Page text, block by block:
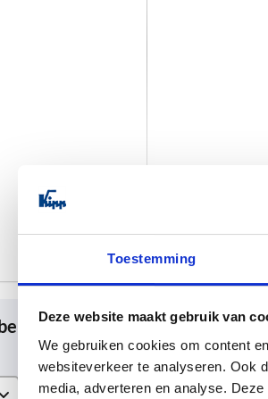
Toestemming
Deze website maakt gebruik van
We gebruiken cookies om content
websiteverkeer te analyseren. Ook
media, adverteren en analyse.
L